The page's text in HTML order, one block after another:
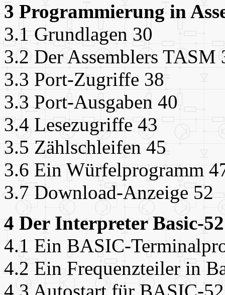
3 Programmierung in
3.1 Grundlagen 30
3.2 Der Assemblers TASM
3.3 Port-Zugriffe 38
3.3 Port-Ausgaben 40
3.4 Lesezugriffe 43
3.5 Zählschleifen 45
3.6 Ein Würfelprogramm
3.7 Download-Anzeige 52
4 Der Interpreter Basic-
4.1 Ein BASIC-
4.2 Ein Frequenzteiler in